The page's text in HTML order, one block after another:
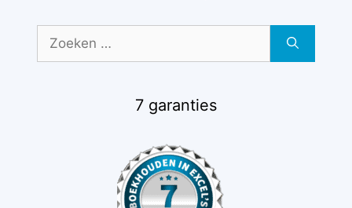
naar:
7 garanties